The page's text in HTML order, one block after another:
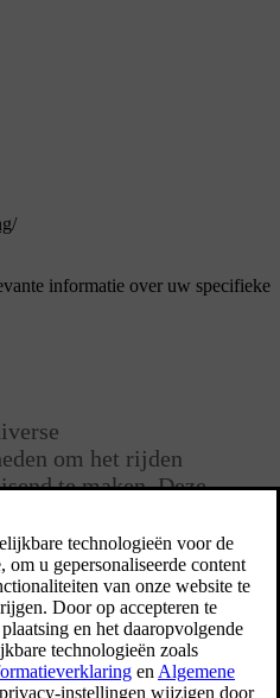
/
informatie over uw specifieke
om het rijden
te maken. Deze
en ondersteuning bij